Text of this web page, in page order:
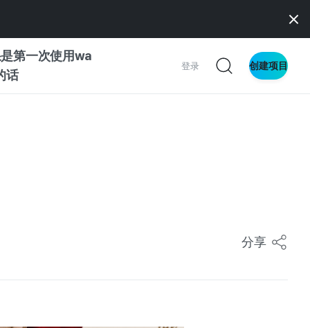
第一次使用wa
话
登录 创建项目
分享